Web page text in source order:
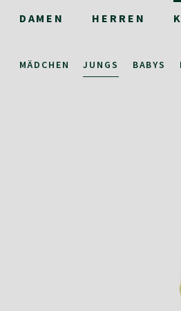
DAMEN HERREN
MÄDCHEN JUNGS BABYS